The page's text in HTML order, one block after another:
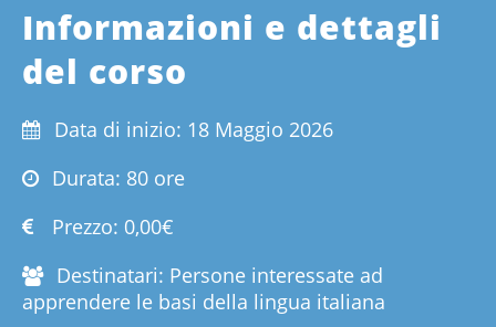
Informazioni e dettagli
del corso
Data di inizio: 18 Maggio 2026
Durata: 80 ore
Prezzo: 0,00€
Destinatari: Persone interessate ad
apprendere le basi della lingua italiana